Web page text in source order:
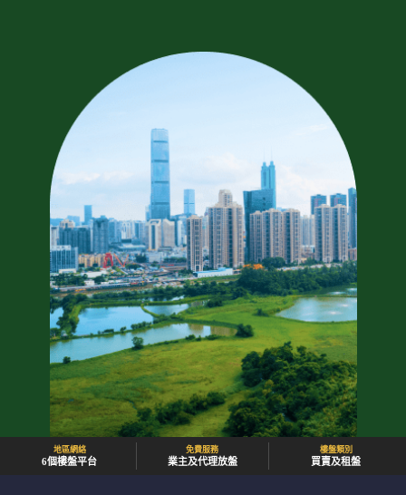
地區網絡
6個樓盤平台
免費服務
業主及代理放盤
樓盤類別
買賣及租盤